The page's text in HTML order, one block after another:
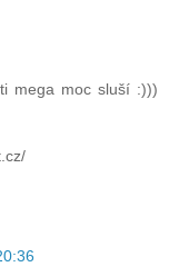
mega moc sluší :)))